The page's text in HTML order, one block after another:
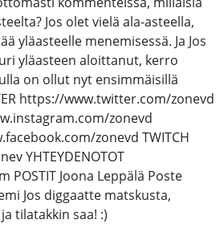
Jos olet vielä ala-asteella,
yläasteelle menemisessä. Ja Jos
yläasteen aloittanut, kerro
on ollut nyt ensimmäisillä
https://www.twitter.com/zonevd
zonevd
zonevd TWITCH
YHTEYDENOTOT
POSTIT Joona Leppälä Poste
Jos diggaatte matskusta,
tilatakkin saa! :)